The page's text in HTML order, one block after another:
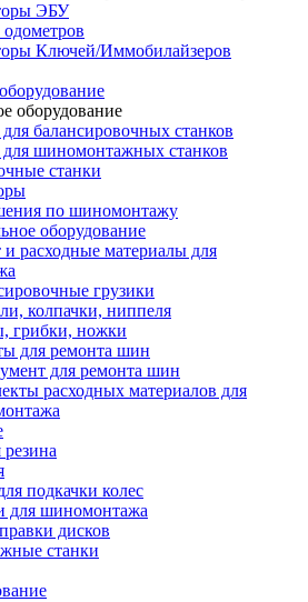
ЭБУ
Ключей/Иммобилайзеров
балансировочных станков
для шиномонтажных станков
станки
по шиномонтажу
оборудование
расходные материалы для
грузики
колпачки, ниппеля
грибки, ножки
для ремонта шин
для ремонта шин
расходных материалов для
подкачки колес
для шиномонтажа
дисков
станки